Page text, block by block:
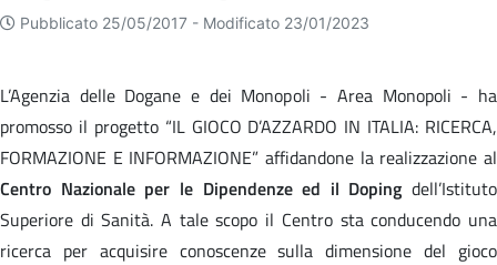
Pubblicato 25/05/2017 - Modificato 23/01/2023
L’Agenzia delle Dogane e dei Monopoli - Area Monopoli - ha
promosso il progetto “IL GIOCO D’AZZARDO IN ITALIA: RICERCA,
FORMAZIONE E INFORMAZIONE” affidandone la realizzazione al
Centro Nazionale per le Dipendenze ed il Doping dell’Istituto
Superiore di Sanità. A tale scopo il Centro sta conducendo una
ricerca per acquisire conoscenze sulla dimensione del gioco